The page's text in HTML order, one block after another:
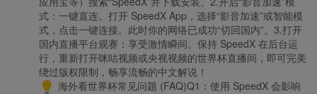
式：一键直连。打开 SpeedX App，选择“影音加速”或智能模
式，点击一键连接。此时你的网络已成功“切回国内”。3.打开
国内直播平台观赛：享受激情瞬间。保持 SpeedX 在后台运
行，重新打开咪咕视频或央视视频的世界杯直播间，即可完美
绕过版权限制，畅享流畅的中文解说！
海外看世界杯常见问题 (FAQ)Q1：使用 SpeedX 会影响